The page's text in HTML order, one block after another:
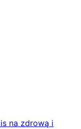
na zdrową i